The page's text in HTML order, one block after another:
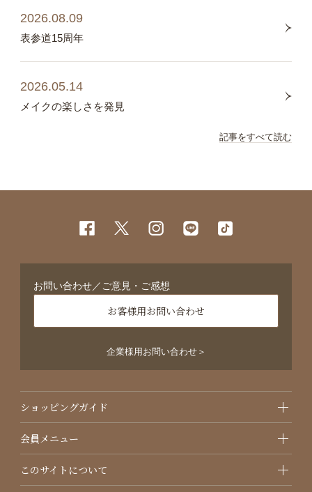
2026.08.09
表参道15周年
2026.05.14
メイクの楽しさを発見
記事をすべて読む
お問い合わせ／ご意見・ご感想
お客様用お問い合わせ
企業様用お問い合わせ＞
ショッピングガイド
会員メニュー
このサイトについて